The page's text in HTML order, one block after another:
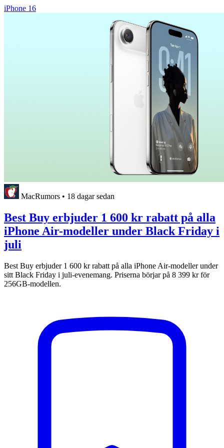
iPhone 16
MacRumors • 18 dagar sedan
Best Buy erbjuder 1 600 kr rabatt på alla
iPhone Air-modeller under Black Friday i
juli
Best Buy erbjuder 1 600 kr rabatt på alla iPhone Air-modeller under
sitt Black Friday i juli-evenemang. Priserna börjar på 8 399 kr för
256GB-modellen.